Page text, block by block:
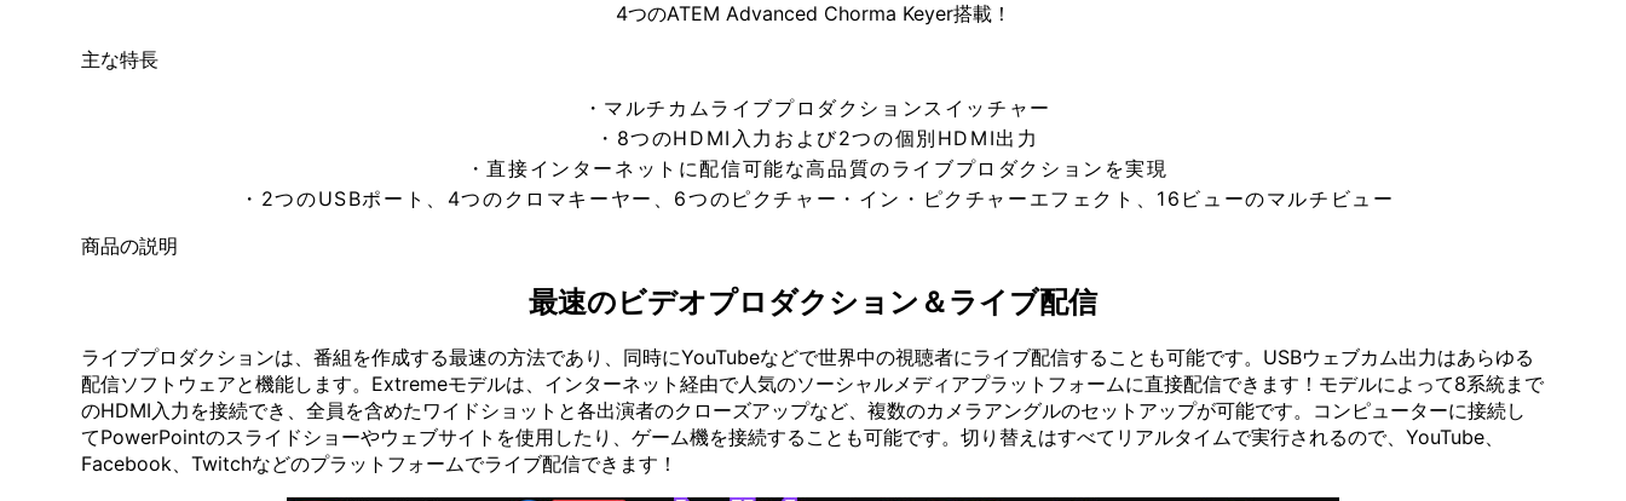
4つのATEM Advanced Chorma Keyer搭載！
主な特長
・マルチカムライブプロダクションスイッチャー
・8つのHDMI入力および2つの個別HDMI出力
・直接インターネットに配信可能な高品質のライブプロダクションを実現
・2つのUSBポート、4つのクロマキーヤー、6つのピクチャー・イン・ピクチャーエフェクト、16ビューのマルチビュー
商品の説明
最速のビデオプロダクション＆ライブ配信
ライブプロダクションは、番組を作成する最速の方法であり、同時にYouTubeなどで世界中の視聴者にライブ配信することも可能です。USBウェブカム出力はあらゆる
配信ソフトウェアと機能します。Extremeモデルは、インターネット経由で人気のソーシャルメディアプラットフォームに直接配信できます！モデルによって8系統まで
のHDMI入力を接続でき、全員を含めたワイドショットと各出演者のクローズアップなど、複数のカメラアングルのセットアップが可能です。コンピューターに接続し
てPowerPointのスライドショーやウェブサイトを使用したり、ゲーム機を接続することも可能です。切り替えはすべてリアルタイムで実行されるので、YouTube、
Facebook、Twitchなどのプラットフォームでライブ配信できます！